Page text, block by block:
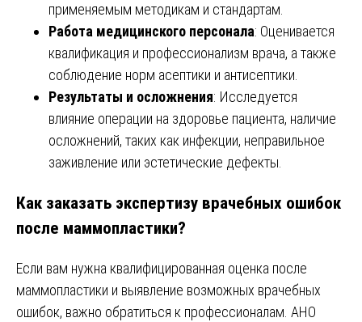
применяемым методикам и стандартам.
Работа медицинского персонала: Оценивается
квалификация и профессионализм врача, а также
соблюдение норм асептики и антисептики.
Результаты и осложнения: Исследуется
влияние операции на здоровье пациента, наличие
осложнений, таких как инфекции, неправильное
заживление или эстетические дефекты.
Как заказать экспертизу врачебных ошибок
после маммопластики?
Если вам нужна квалифицированная оценка после
маммопластики и выявление возможных врачебных
ошибок, важно обратиться к профессионалам. АНО